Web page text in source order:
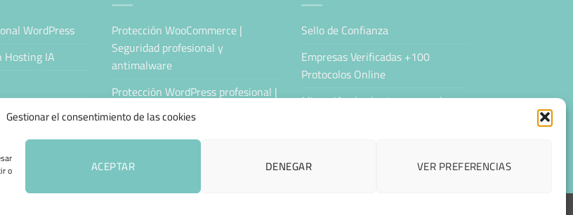
Gestionar el consentimiento de las cookies
o ACEPTAR DENEGAR VER PREFERENCIAS
WordPress
Hosting IA
WordPress
Protección WooCommerce |
Seguridad profesional y
antimalware
Protección WordPress profesional |
Antimalware y seguridad
Servidor Cloud Seguro
Nube Privada Segura
Sello de Confianza
Empresas Verificadas +100
Protocolos Online
Migración desde otro proveedor